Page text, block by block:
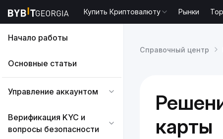
Купить Криптовалюту Рынки
Начало работы
Основные статьи
Управление аккаунтом
Верификация KYC и
вопросы безопасности
Справочный центр
карты